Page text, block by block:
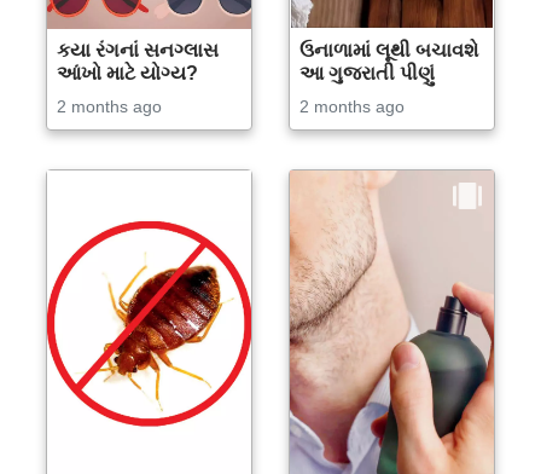
કયા રંગનાં સનગ્લાસ
આંખો માટે યોગ્ય?
2 months ago
ઉનાળામાં લૂથી બચાવશે
આ ગુજરાતી પીણું
2 months ago